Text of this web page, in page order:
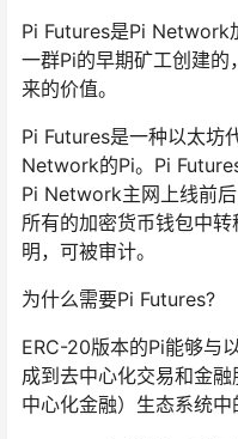
Pi Futures是Pi Network
一群Pi的早期矿工创建
来的价值。
Pi Futures是一种以太坊
Network的Pi。Pi
Pi Network主网上线前
所有的加密货币钱包中
明，可被审计。
为什么需要Pi Futures?
ERC-20版本的Pi能够与
成到去中心化交易和金
中心化金融）生态系统中